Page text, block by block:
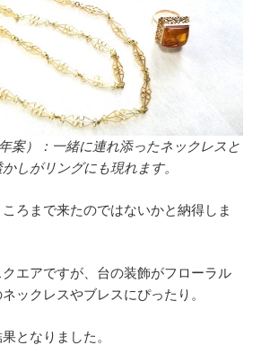
案）：一緒に連れ添ったネックレスと
しがリングにも現れます。
ろまで来たのではないかと納得しま
エアですが、台の装飾がフローラル
ックレスやブレスにぴったり。
となりました。